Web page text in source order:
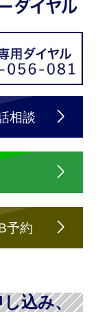
相談
予約
し込み、